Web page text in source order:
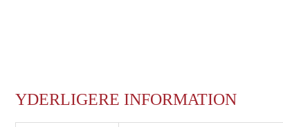
YDERLIGERE INFORMATION